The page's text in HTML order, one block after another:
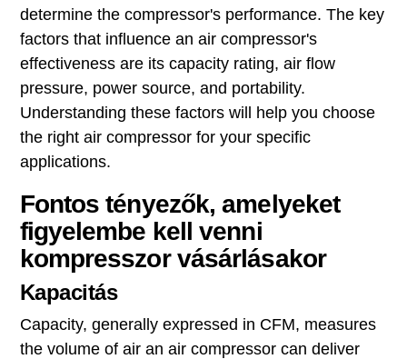
determine the compressor's performance. The key
factors that influence an air compressor's
effectiveness are its capacity rating, air flow
pressure, power source, and portability.
Understanding these factors will help you choose
the right air compressor for your specific
applications.
Fontos tényezők, amelyeket
figyelembe kell venni
kompresszor vásárlásakor
Kapacitás
Capacity, generally expressed in CFM, measures
the volume of air an air compressor can deliver